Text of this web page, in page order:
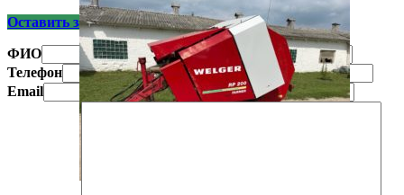
Оставить заявку
ФИО
Телефон
Email